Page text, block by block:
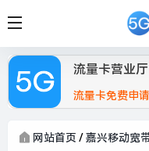
流量卡营业厅
流量卡免费申
网站首页 /嘉兴移动宽